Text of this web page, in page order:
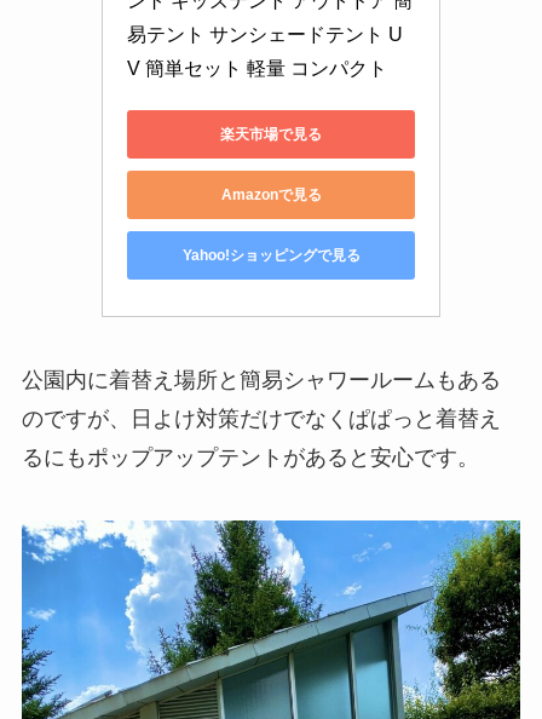
易テント サンシェードテント U
V 簡単セット 軽量 コンパクト
楽天市場で見る
Amazonで見る
Yahoo!ショッピングで見る
公園内に着替え場所と簡易シャワールームもある
のですが、日よけ対策だけでなくぱぱっと着替え
るにもポップアップテントがあると安心です。